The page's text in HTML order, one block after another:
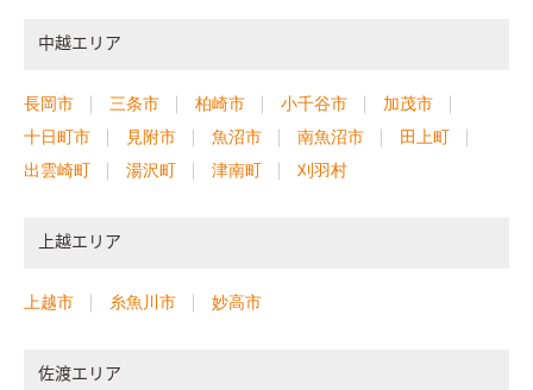
中越エリア
長岡市 三条市 柏崎市 小千谷市
加茂市
十日町市
見附市 魚沼市 南魚沼市
田上町
出雲崎町
湯沢町 津南町 刈羽村
上越エリア
上越市 糸魚川市 妙高市
佐渡エリア